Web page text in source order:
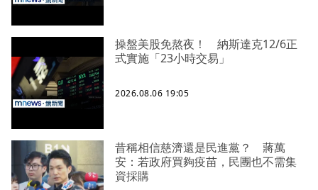
操盤美股免熬夜！ 納斯達克12/6正
式實施「23小時交易」
2026.08.06 19:05
昔稱相信慈濟還是民進黨？ 蔣萬
安：若政府買夠疫苗，民團也不需集
資採購